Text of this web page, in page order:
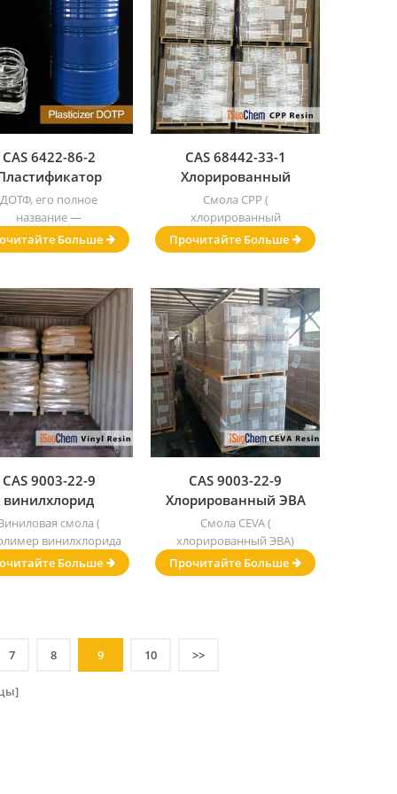
CAS 6422-86-2
DOTP
ДОТФ, его полное
название —
пластификатор
.
Больше
CAS 68442-33-1
Хлорированный
полипропилен
Смола CPP (
хлорированный
полипропилен,
хлорированный ПП ).
Прочитайте Больше
CAS 9003-22-9
винилхлорид
винилацетат
сополимер
смола
смола (
винилхлорида
и винилацетата)
Больше
CAS 9003-22-9
Хлорированный ЭВА
Смола CEVA (
хлорированный ЭВА)
Прочитайте Больше
7 8 9 10 >>